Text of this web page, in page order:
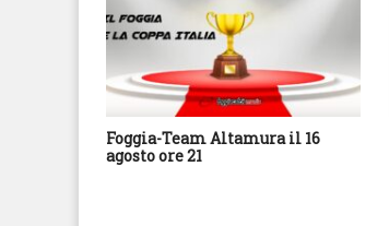
Foggia-Team Altamura il 16
agosto ore 21